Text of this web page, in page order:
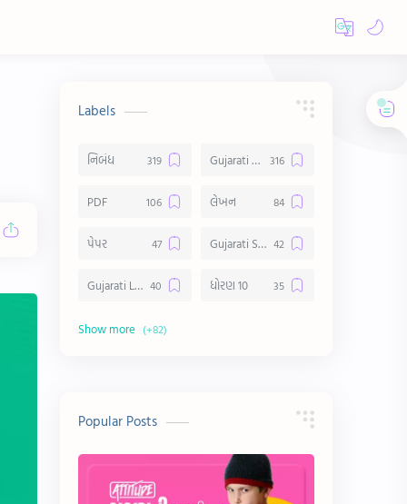
Labels
નિબંધ Gujarati Essay
PDF લેખન
પેપર Gujarati Suvichar
Gujarati Lekhan ધોરણ 10
અર્થ વિસ્તાર
સુવિચાર Gujarati Vyakaran
શાયરી આરતી
Popular Posts